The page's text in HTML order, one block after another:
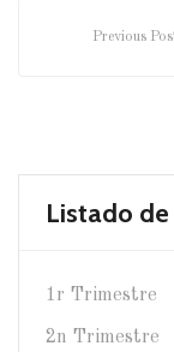
Previous
Listado
1r Trimestre
2n Trimestre